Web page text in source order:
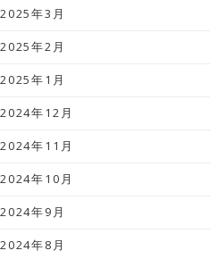
2025年3月
2025年2月
2025年1月
2024年12月
2024年11月
2024年10月
2024年9月
2024年8月